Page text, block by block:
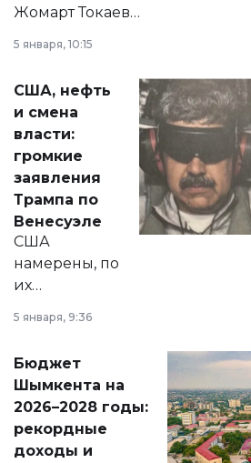
Жомарт Токаев
сразу несколько
актуальных тем —
от слухов о
политических
реформах до
вопросов армии,
экономики и
личного здоровья.
5 января, 10:15
США, нефть
и смена
власти:
громкие
заявления
Трампа по
Венесуэле
США
намерены, по
их
принести
народу
Венесуэлы.
5 января, 9:36
Бюджет
Шымкента на
2026–2028 годы:
рекордные
доходы и